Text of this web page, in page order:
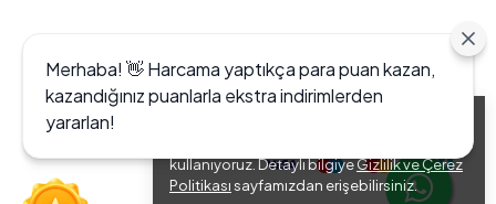
kullanıyoruz. Detaylı bilgiyeGizlilik ve Çerez
Politikasısayfamızdan erişebilirsiniz.
Merhaba! 👋 Harcama yaptıkça para puan kazan,
kazandığınız puanlarla ekstra indirimlerden
yararlan!